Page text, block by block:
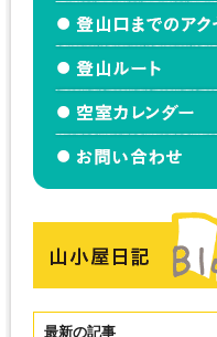
最新の記事